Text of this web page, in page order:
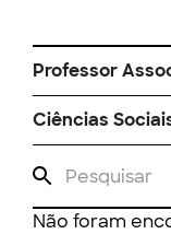
Professor
Ciências
Não foram